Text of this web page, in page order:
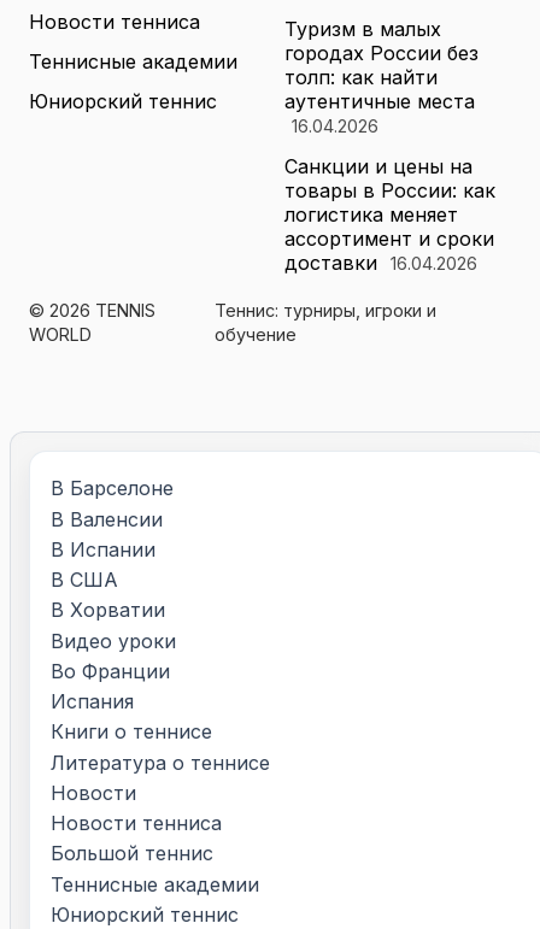
Новости тенниса
Теннисные академии
Юниорский теннис
Туризм в малых
городах России без
толп: как найти
аутентичные места
16.04.2026
Санкции и цены на
товары в России: как
логистика меняет
ассортимент и сроки
доставки
16.04.2026
© 2026 TENNIS
WORLD
Теннис: турниры, игроки и
обучение
В Барселоне
В Валенсии
В Испании
В США
В Хорватии
Видео уроки
Во Франции
Испания
Книги о теннисе
Литература о теннисе
Новости
Новости тенниса
Большой теннис
Теннисные академии
Юниорский теннис